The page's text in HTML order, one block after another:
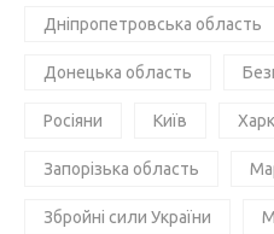
Дніпропетровська область
Донецька область
Росіяни Київ
Запорізька область
Збройні сили України